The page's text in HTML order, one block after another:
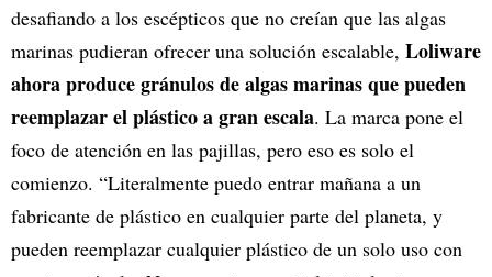
desafiando a los escépticos que no creían que las algas
marinas pudieran ofrecer una solución escalable, Loliware
ahora produce gránulos de algas marinas que pueden
reemplazar el plástico a gran escala. La marca pone el
foco de atención en las pajillas, pero eso es solo el
comienzo. “Literalmente puedo entrar mañana a un
fabricante de plástico en cualquier parte del planeta, y
pueden reemplazar cualquier plástico de un solo uso con